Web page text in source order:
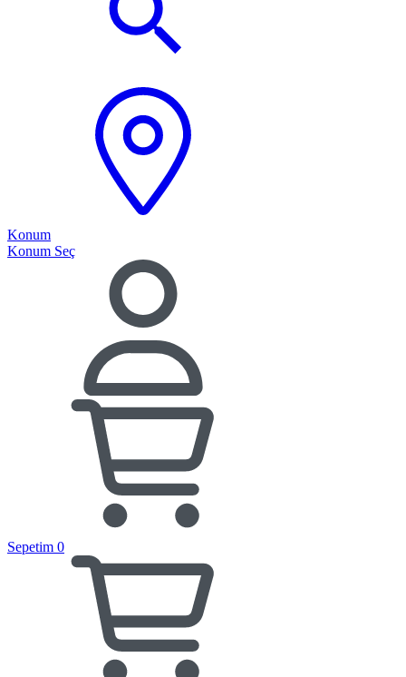
Konum
Konum Seç
Sepetim 0